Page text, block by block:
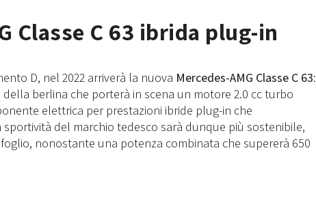
Classe C 63 ibrida plug-in
D, nel 2022 arriverà la nuova Mercedes-AMG Classe C 63:
berlina che porterà in scena un motore 2.0 cc turbo
elettrica per prestazioni ibride plug-in che
sportività del marchio tedesco sarà dunque più sostenibile,
nonostante una potenza combinata che supererà 650